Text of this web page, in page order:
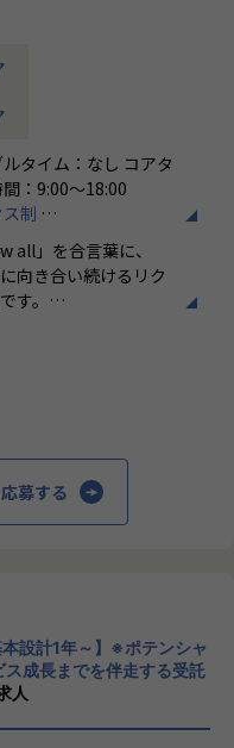
Webサイト、アプリ
、 jQuery、Nuxt.j
ド開発
ト・保守運用
構築
ャー、ディレクタ
ドエンジニアなどの
に寄り添い続けられ
なJSフレームワーク
研修や現場でのサポ
の学習教材の購入や
ト。
て招いた講習など、ト
り組みも行なっていま
ム：なし コアタ
働時間：9:00〜18:00
制
月平均5時間～10時
all」を合言葉に、
向き合い続けるリク
す。
様のビジネスに伴走
のVisionとしていま
な価値を共に創り出
スの成長を志したと
思い浮かべていただ
す。
応募する
設計1年～】※ポテンシャ
成長までを伴走する受託
人